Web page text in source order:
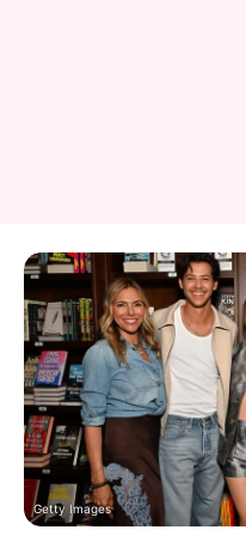
Getty Images